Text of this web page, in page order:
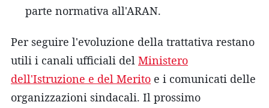
parte normativa all'ARAN.
Per seguire l'evoluzione della trattativa restano
utili i canali ufficiali del Ministero
dell'Istruzione e del Merito e i comunicati delle
organizzazioni sindacali. Il prossimo